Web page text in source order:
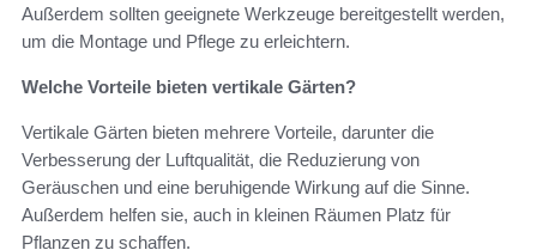
Außerdem sollten geeignete Werkzeuge bereitgestellt werden,
um die Montage und Pflege zu erleichtern.
Welche Vorteile bieten vertikale Gärten?
Vertikale Gärten bieten mehrere Vorteile, darunter die
Verbesserung der Luftqualität, die Reduzierung von
Geräuschen und eine beruhigende Wirkung auf die Sinne.
Außerdem helfen sie, auch in kleinen Räumen Platz für
Pflanzen zu schaffen.